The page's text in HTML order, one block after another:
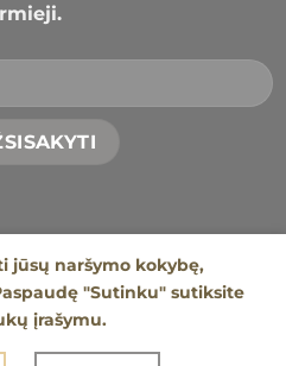
jūsų naršymo kokybę,
"Sutinku" sutiksite
įrašymu.